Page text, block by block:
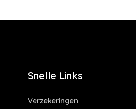
Snelle Links
Verzekeringen